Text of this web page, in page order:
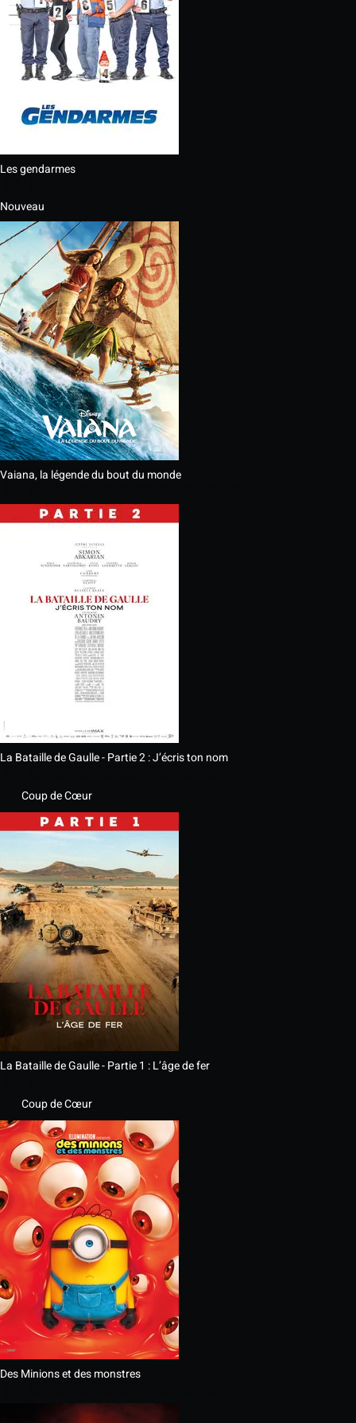
Les gendarmes
Nouveau
Vaiana, la légende du bout du monde
La Bataille de Gaulle - Partie 2 : J’écris ton nom
Coup de Cœur
La Bataille de Gaulle - Partie 1 : L’âge de fer
Coup de Cœur
Des Minions et des monstres